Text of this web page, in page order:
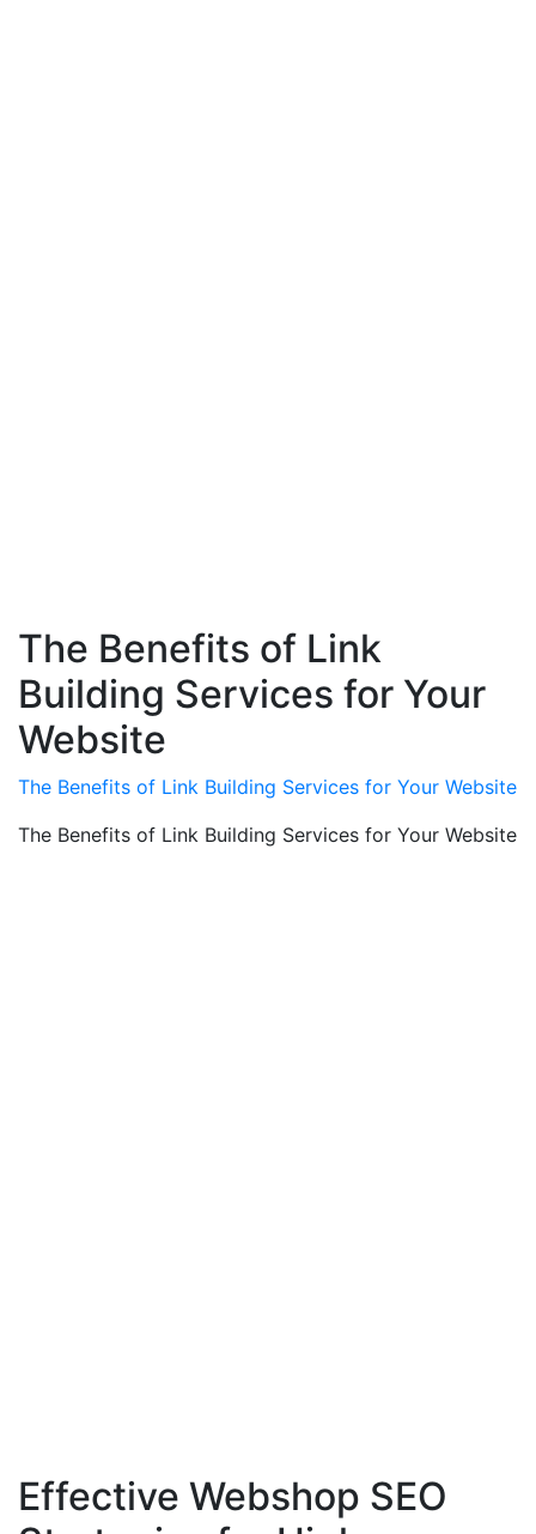
The Benefits of Link
Building Services for Your
Website
The Benefits of Link Building Services for Your Website
The Benefits of Link Building Services for Your Website
Effective Webshop SEO